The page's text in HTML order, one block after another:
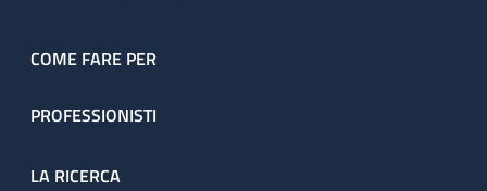
COME FARE PER
PROFESSIONISTI
LA RICERCA